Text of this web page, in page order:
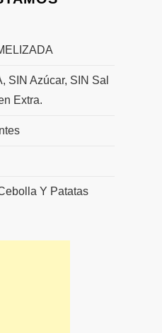
SIN Azúcar, SIN Sal
Extra.
Y Patatas